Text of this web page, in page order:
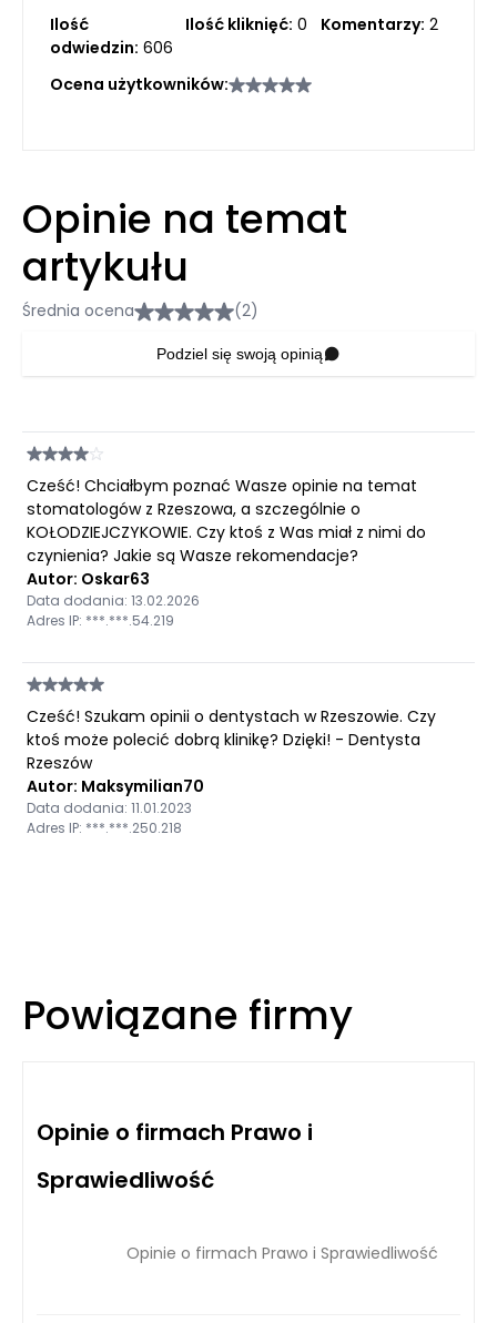
Ilość
odwiedzin: 606
Ilość kliknięć: 0 Komentarzy: 2
Ocena użytkowników:
Opinie na temat
artykułu
Średnia ocena (2)
Podziel się swoją opinią
Cześć! Chciałbym poznać Wasze opinie na temat
stomatologów z Rzeszowa, a szczególnie o
KOŁODZIEJCZYKOWIE. Czy ktoś z Was miał z nimi do
czynienia? Jakie są Wasze rekomendacje?
Autor: Oskar63
Data dodania: 13.02.2026
Adres IP: ***.***.54.219
Cześć! Szukam opinii o dentystach w Rzeszowie. Czy
ktoś może polecić dobrą klinikę? Dzięki! - Dentysta
Rzeszów
Autor: Maksymilian70
Data dodania: 11.01.2023
Adres IP: ***.***.250.218
Powiązane firmy
Opinie o firmach Prawo i
Sprawiedliwość
Opinie o firmach Prawo i Sprawiedliwość